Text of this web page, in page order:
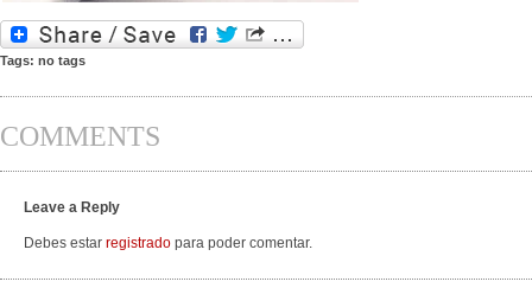
Tags: no tags
COMMENTS
Leave a Reply
Debes estar registrado para poder comentar.